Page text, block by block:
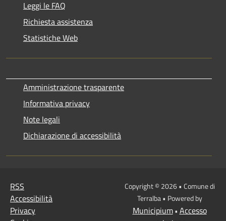
Leggi le FAQ
Richiesta assistenza
Statistiche Web
Amministrazione trasparente
Informativa privacy
Note legali
Dichiarazione di accessibilità
RSS
Accessibilità
Privacy
Copyright © 2026 • Comune di
Terralba • Powered by
Municipium• Accesso